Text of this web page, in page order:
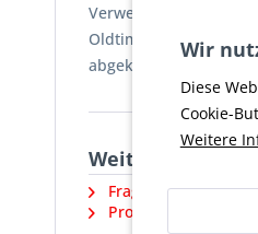
Verwendung ist
Oldtimern genutzt
abgeklärt werden.
Weiterführende
Fragen zum Artikel?
Produktsicherheit
Wir
Diese
Cookie-
Weitere